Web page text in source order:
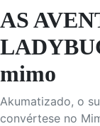
AS
mimo
Akumatizado, o
convértese no